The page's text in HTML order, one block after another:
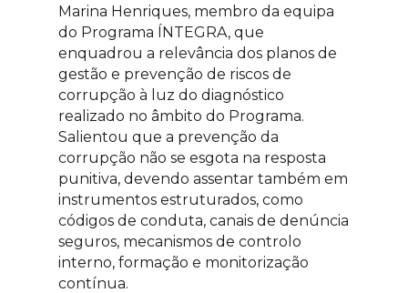
Marina Henriques, membro da equipa
do Programa ÍNTEGRA, que
enquadrou a relevância dos planos de
gestão e prevenção de riscos de
corrupção à luz do diagnóstico
realizado no âmbito do Programa.
Salientou que a prevenção da
corrupção não se esgota na resposta
punitiva, devendo assentar também em
instrumentos estruturados, como
códigos de conduta, canais de denúncia
seguros, mecanismos de controlo
interno, formação e monitorização
contínua.